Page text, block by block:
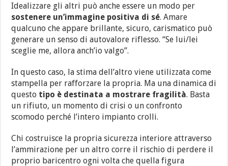
Idealizzare gli altri può anche essere un modo per
sostenere un’immagine positiva di sé. Amare
qualcuno che appare brillante, sicuro, carismatico può
generare un senso di autovalore riflesso. “Se lui/lei
sceglie me, allora anch’io valgo”.
In questo caso, la stima dell’altro viene utilizzata come
stampella per rafforzare la propria. Ma una dinamica di
questo tipo è destinata a mostrare fragilità. Basta
un rifiuto, un momento di crisi o un confronto
scomodo perché l’intero impianto crolli.
Chi costruisce la propria sicurezza interiore attraverso
l’ammirazione per un altro corre il rischio di perdere il
proprio baricentro ogni volta che quella figura